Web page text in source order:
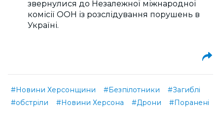
звернулися до Незалежної міжнародної
комісії ООН із розслідування порушень в
Україні.
#Новини Херсонщини #Безпілотники
#Загиблі
#обстріли
#Новини Херсона #Дрони #Поранені